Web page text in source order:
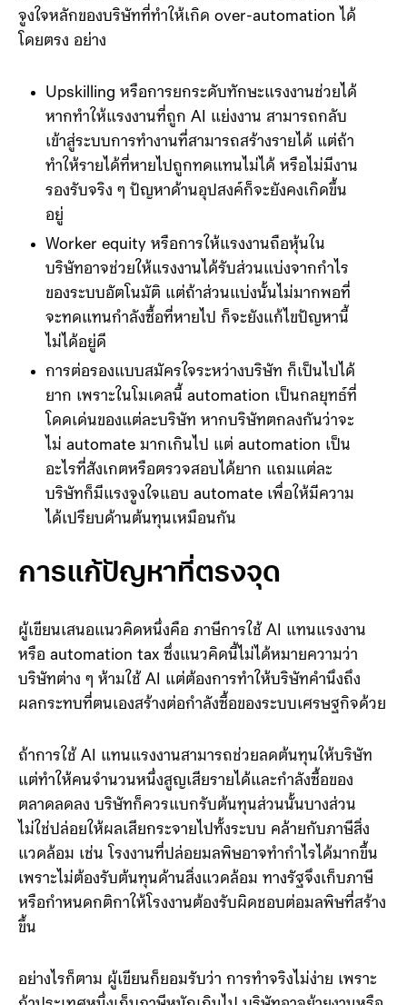
มาตรการช่วยบรรเทาผลกระทบได้ แต่ไม่สามารถแก้แรง
จูงใจหลักของบริษัทที่ทำให้เกิด over-automation ได้
Upskilling หรือการยกระดับทักษะแรงงานช่วยได้
หากทำให้แรงงานที่ถูก AI แย่งงาน สามารถกลับ
เข้าสู่ระบบการทำงานที่สามารถสร้างรายได้ แต่ถ้า
ทำให้รายได้ที่หายไปถูกทดแทนไม่ได้ หรือไม่มีงาน
รองรับจริง ๆ ปัญหาด้านอุปสงค์ก็จะยังคงเกิดขึ้น
อยู่
Worker equity หรือการให้แรงงานถือหุ้นใน
บริษัทอาจช่วยให้แรงงานได้รับส่วนแบ่งจากกำไร
ของระบบอัตโนมัติ แต่ถ้าส่วนแบ่งนั้นไม่มากพอที่
จะทดแทนกำลังซื้อที่หายไป ก็จะยังแก้ไขปัญหานี้
ไม่ได้อยู่ดี
การต่อรองแบบสมัครใจระหว่างบริษัท ก็เป็นไปได้
ยาก เพราะในโมเดลนี้ automation เป็นกลยุทธ์ที่
โดดเด่นของแต่ละบริษัท หากบริษัทตกลงกันว่าจะ
ไม่ automate มากเกินไป แต่ automation เป็น
อะไรที่สังเกตหรือตรวจสอบได้ยาก แถมแต่ละ
บริษัทก็มีแรงจูงใจแอบ automate เพื่อให้มีความ
ได้เปรียบด้านต้นทุนเหมือนกัน
ผู้เขียนเสนอแนวคิดหนึ่งคือ ภาษีการใช้ AI แทนแรงงาน
หรือ automation tax ซึ่งแนวคิดนี้ไม่ได้หมายความว่า
บริษัทต่าง ๆ ห้ามใช้ AI แต่ต้องการทำให้บริษัทคำนึงถึง
ถ้าการใช้ AI แทนแรงงานสามารถช่วยลดต้นทุนให้บริษัท
แต่ทำให้คนจำนวนหนึ่งสูญเสียรายได้และกำลังซื้อของ
ตลาดลดลง บริษัทก็ควรแบกรับต้นทุนส่วนนั้นบางส่วน
ไม่ใช่ปล่อยให้ผลเสียกระจายไปทั้งระบบ คล้ายกับภาษีสิ่ง
แวดล้อม เช่น โรงงานที่ปล่อยมลพิษอาจทำกำไรได้มากขึ้น
เพราะไม่ต้องรับต้นทุนด้านสิ่งแวดล้อม ทางรัฐจึงเก็บภาษี
หรือกำหนดกติกาให้โรงงานต้องรับผิดชอบต่อมลพิษที่สร้าง